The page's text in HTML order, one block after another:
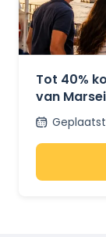
Tot 40%
van
Méridionale
Geplaatst